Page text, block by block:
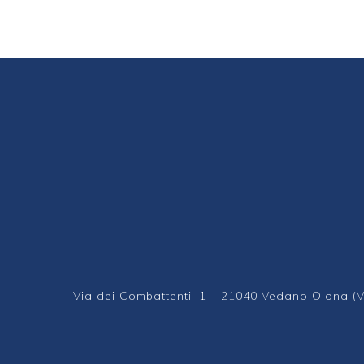
Via dei Combattenti, 1 – 21040 Vedano Olona